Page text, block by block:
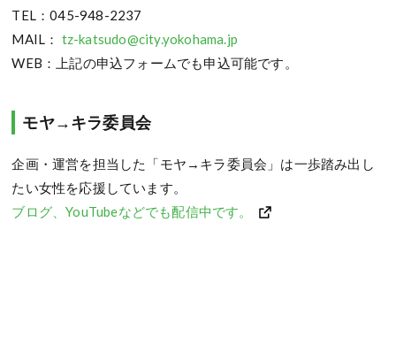
TEL：045-948-2237
MAIL： tz-katsudo@city.yokohama.jp
WEB：上記の申込フォームでも申込可能です。
モヤ→キラ委員会
企画・運営を担当した「モヤ→キラ委員会」は一歩踏み出し
たい女性を応援しています。
ブログ、YouTubeなどでも配信中です。